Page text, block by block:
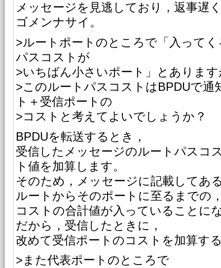
メッセージを見逃しており，返事遅
ゴメンナサイ。
>ルートポートのところで「入って
パスコストが
>いちばん小さいポート」とあります
>このルートパスコストはBPDUで通
ト＋受信ポートの
>コストと考えてよいでしょうか？
BPDUを転送するとき，
受信したメッセージのルートパスコ
ト値を加算します。
そのため，メッセージに記載してあ
ルートからそのポートに至るまでの
コストの合計値が入っていることに
だから，受信したときに，
改めて受信ポートのコストを加算す
>また代表ポートのところで